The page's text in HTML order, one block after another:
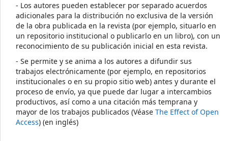
- Los autores pueden establecer por separado acuerdos
adicionales para la distribución no exclusiva de la versión
de la obra publicada en la revista (por ejemplo, situarlo en
un repositorio institucional o publicarlo en un libro), con un
reconocimiento de su publicación inicial en esta revista.
- Se permite y se anima a los autores a difundir sus
trabajos electrónicamente (por ejemplo, en repositorios
institucionales o en su propio sitio web) antes y durante el
proceso de envío, ya que puede dar lugar a intercambios
productivos, así como a una citación más temprana y
mayor de los trabajos publicados (Véase The Effect of Open
Access) (en inglés)